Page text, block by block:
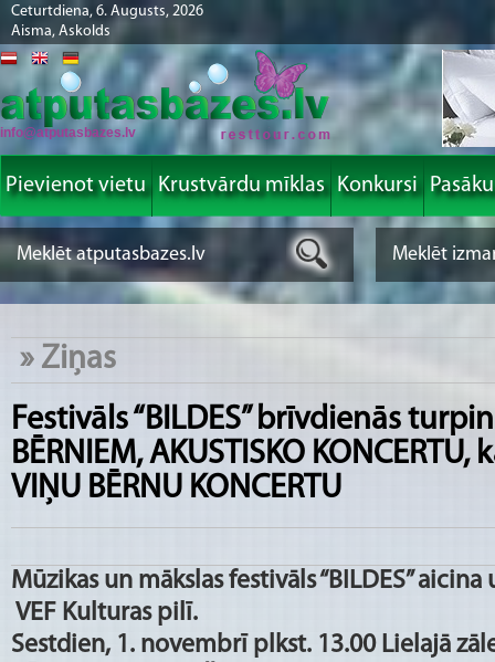
Ceturtdiena, 6. Augusts, 2026
Aisma, Askolds
info@atputasbazes.lv
Pievienot vietu Krustvārdu mīklas Konkursi
» Ziņas
Festivāls “BILDES” brīvdienās
BĒRNIEM, AKUSTISKO
VIŅU BĒRNU KONCERTU
Mūzikas un mākslas festivāls “BILDES”
VEF Kulturas pilī.
Sestdien, 1. novembrī plkst. 13.00 Lielajā